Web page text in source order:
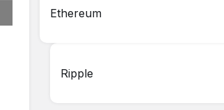
Ethereum
Ripple